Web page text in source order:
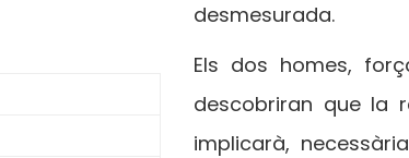
desmesurada.
Els dos homes,
descobriran que la
implicarà,